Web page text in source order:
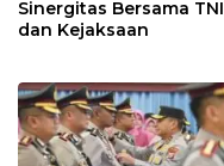
Sinergitas Bersama TNI
dan Kejaksaan